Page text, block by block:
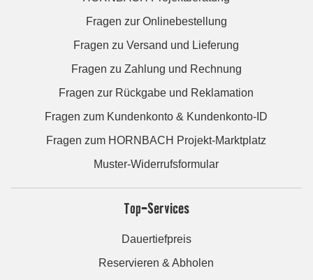
Fragen zur Onlinebestellung
Fragen zu Versand und Lieferung
Fragen zu Zahlung und Rechnung
Fragen zur Rückgabe und Reklamation
Fragen zum Kundenkonto & Kundenkonto-ID
Fragen zum HORNBACH Projekt-Marktplatz
Muster-Widerrufsformular
Top-Services
Dauertiefpreis
Reservieren & Abholen